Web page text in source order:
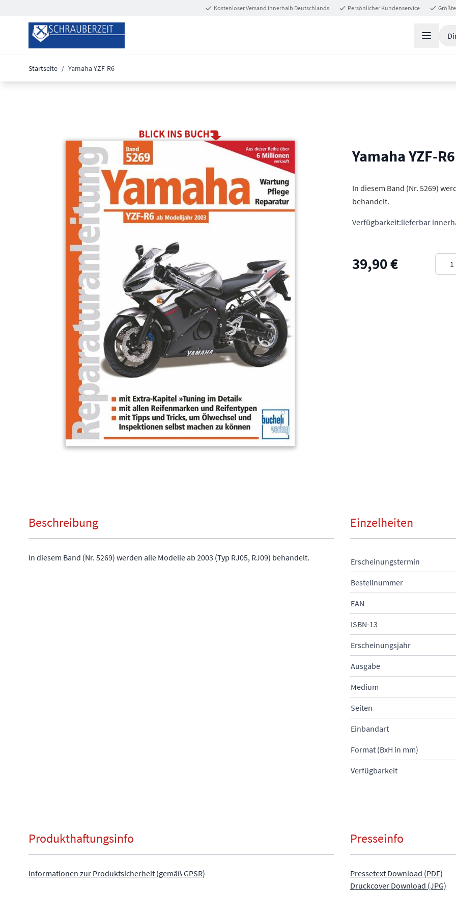
Kostenloser Versand innerhalb Deutschlands Persönlicher Kundenservice
Startseite / Yamaha YZF-R6
Yamaha YZF-R6
Click to view image in fullscreen
In diesem Band (Nr. 5269)
behandelt.
Verfügbarkeit:lieferbar
39,90 €
Beschreibung
In diesem Band (Nr. 5269) werden alle Modelle ab 2003 (Typ RJ05, RJ09) behandelt.
Einzelheiten
Erscheinungstermin
Bestellnummer
EAN
ISBN-13
Erscheinungsjahr
Ausgabe
Medium
Seiten
Einbandart
Format (BxH in mm)
Verfügbarkeit
Produkthaftungsinfo
Informationen zur Produktsicherheit (gemäß GPSR)
Presseinfo
Pressetext Download (PDF)
Druckcover Download (JPG)